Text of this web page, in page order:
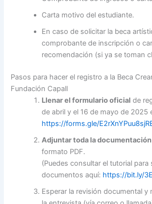
Carta motivo del estudiante.
En caso de solicitar la beca
comprobante de inscripción o
recomendación (si ya se toman
Pasos para hacer el registro a la Beca
Fundación Capall
Llenar el formulario oficial de
de abril y el 16 de mayo de 2025
https://forms.gle/
Adjuntar toda la
formato PDF.
(Puedes consultar el tutorial para
documentos aquí: https://bit.ly/
Esperar la revisión documental y